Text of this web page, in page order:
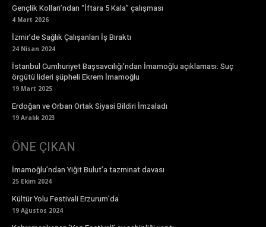
Gençlik Kolları’ndan “İftara 5 Kala” çalışması
4 Mart 2026
İzmir’de Sağlık Çalışanları İş Bıraktı
24 Nisan 2024
İstanbul Cumhuriyet Başsavcılığı’ndan İmamoğlu açıklaması: Suç
örgütü lideri şüpheli Ekrem İmamoğlu
19 Mart 2025
Erdoğan ve Orban Ortak Siyasi Bildiri İmzaladı
19 Aralık 2023
ÖNE ÇIKAN
İmamoğlu’ndan Yiğit Bulut’a tazminat davası
25 Ekim 2024
Kültür Yolu Festivali Erzurum’da
19 Ağustos 2024